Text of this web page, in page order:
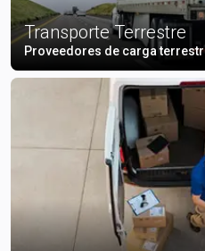
Transporte Terrestre
Proveedores de carga